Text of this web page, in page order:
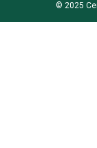
© 2025